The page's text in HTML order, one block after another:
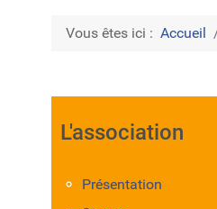
Vous êtes ici : Accueil
L'association
Présentation